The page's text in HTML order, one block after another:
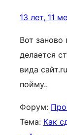
13 лет, 11
Вот заново
делается
вида
пойму..
Форум:
Тема: Как